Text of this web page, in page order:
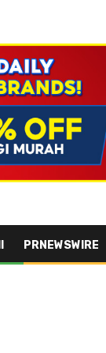
PRNEWSWIRE